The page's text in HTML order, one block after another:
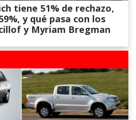
tiene 51% de rechazo,
y qué pasa con los
y Myriam Bregman